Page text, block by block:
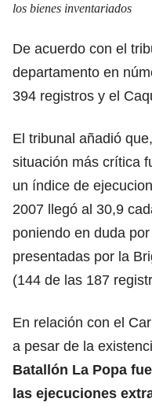
los bienes inventariados
De acuerdo con el
departamento en
394 registros y el
El tribunal añadió
situación más crítica
un índice de
2007 llegó al 30,9
poniendo en duda
presentadas por la
(144 de las 187
En relación con el
a pesar de la
Batallón La Popa
las ejecuciones